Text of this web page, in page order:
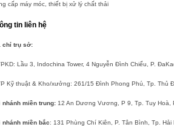
cấp máy móc, thiết bị xử lý chất thải
tin liên hệ
chỉ trụ sở:
Lầu 3, Indochina Tower, 4 Nguyễn Đình Chiểu, P.
Kỹ thuật & Kho/xưởng: 261/15 Đình Phong Phú, Tp. Thủ
nhánh miền trung: 12 An Dương Vương, P 9, Tp. Tuy Hoà,
nhánh miền bắc: 131 Phùng Chí Kiên, P. Tân Bình, Tp.